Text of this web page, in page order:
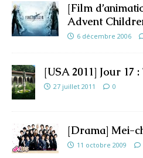
[Film
Advent
6 décembre 2006
[USA 2011] Jour 17
27 juillet 2011 0
[Drama] Mei-
11 octobre 2009